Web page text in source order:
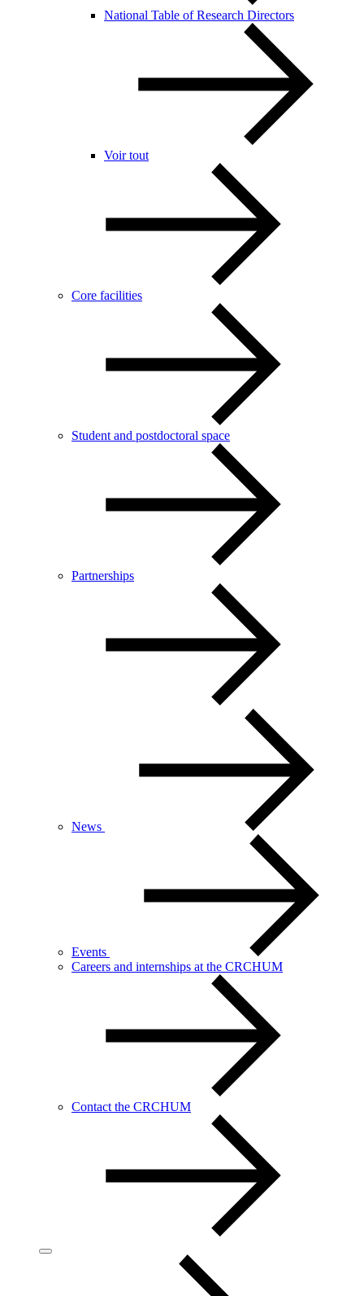
National Table of Research Directors
Voir tout
Core facilities
Student and postdoctoral space
Partnerships
News
Events
Careers and internships at the CRCHUM
Contact the CRCHUM